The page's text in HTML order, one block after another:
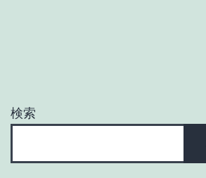
ョ
検索